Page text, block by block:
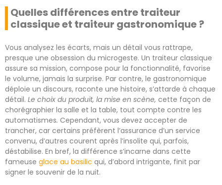
Quelles différences entre traiteur
classique et traiteur gastronomique ?
Vous analysez les écarts, mais un détail vous rattrape,
presque une obsession du microgeste. Un traiteur classique
assure sa mission, compose pour la fonctionnalité, favorise
le volume, jamais la surprise. Par contre, le gastronomique
déploie un discours, raconte une histoire, s’attarde à chaque
détail. Le choix du produit, la mise en scène, cette façon de
chorégraphier la salle et la table, tout compte contre les
automatismes. Cependant, vous devez accepter de
trancher, car certains préfèrent l’assurance d’un service
convenu, d’autres courent après l’insolite qui, parfois,
déstabilise. En bref, la différence s’incarne dans cette
fameuse glace au basilic qui, d’abord intrigante, finit par
signer le souvenir de la nuit.